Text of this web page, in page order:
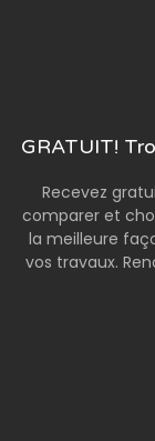
GRATUIT!
Recevez
comparer et
la meilleure
vos travaux.